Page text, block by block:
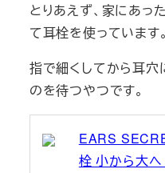
とりあえず、家にあっ
て耳栓を使っています。
指で細くしてから耳穴
のを待つやつです。
EARS
栓 小から大へ